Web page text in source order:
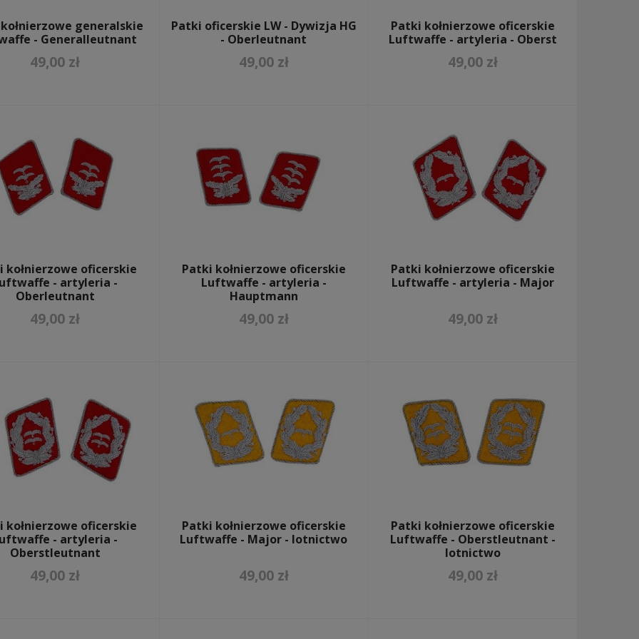
generalskie
- Generalleutnant
49,00 zł
Patki oficerskie LW - Dywizja HG
- Oberleutnant
49,00 zł
Patki kołnierzowe oficerskie
Luftwaffe - artyleria - Oberst
49,00 zł
kołnierzowe oficerskie
- artyleria -
Oberleutnant
49,00 zł
Patki kołnierzowe oficerskie
Luftwaffe - artyleria -
Hauptmann
49,00 zł
Patki kołnierzowe oficerskie
Luftwaffe - artyleria - Major
49,00 zł
kołnierzowe oficerskie
- artyleria -
Oberstleutnant
49,00 zł
Patki kołnierzowe oficerskie
Luftwaffe - Major - lotnictwo
49,00 zł
Patki kołnierzowe oficerskie
Luftwaffe - Oberstleutnant -
lotnictwo
49,00 zł